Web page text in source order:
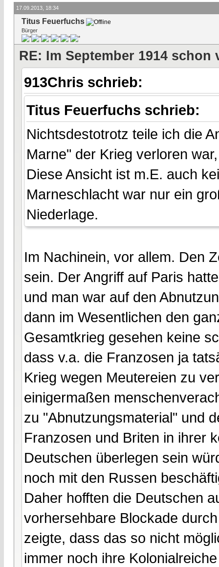
17.09.2013, 18:34
Titus Feuerfuchs
Bürger
RE: Im September 1914 schon
913Chris schrieb:
Titus Feuerfuchs schrieb:
Nichtsdestotrotz teile ich die
Marne" der Krieg verloren
Diese Ansicht ist m.E. auch
Marneschlacht war nur ein
Niederlage.
Im Nachinein, vor allem. Den
sein. Der Angriff auf Paris
und man war auf den
dann im Wesentlichen den
Gesamtkrieg gesehen keine
dass v.a. die Franzosen ja
Krieg wegen Meutereien zu
einigermaßen
zu "Abnutzungsmaterial" und
Franzosen und Briten in ihrer
Deutschen überlegen sein
noch mit den Russen
Daher hofften die Deutschen
vorhersehbare Blockade
zeigte, dass das so nicht
immer noch ihre